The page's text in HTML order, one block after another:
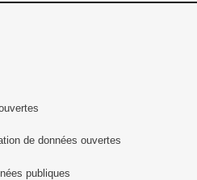
de données ouvertes
publiques